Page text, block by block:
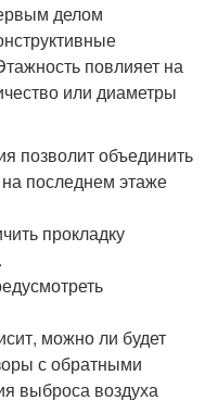
делом
повлияет на
или диаметры
позволит объединить
последнем этаже
прокладку
можно ли будет
с обратными
выброса воздуха